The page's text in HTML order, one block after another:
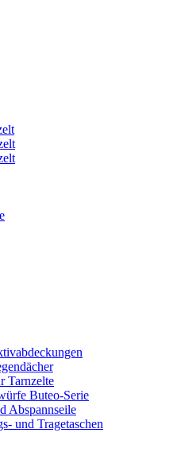
Tarnzelte
Buteo-Serie
Abspannseile
und Tragetaschen